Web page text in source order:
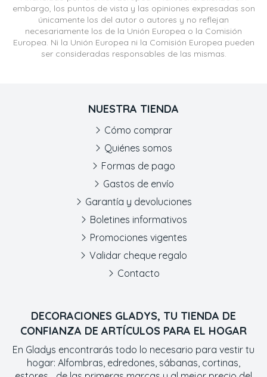
embargo, los puntos de vista y las opiniones expresadas son
únicamente los del autor o autores y no reflejan
necesariamente los de la Unión Europea o la Comisión
Europea. Ni la Unión Europea ni la Comisión Europea pueden
ser consideradas responsables de las mismas.
DECORACIONES GLADYS, TU TIENDA DE
CONFIANZA DE ARTÍCULOS PARA EL HOGAR
En Gladys encontrarás todo lo necesario para vestir tu
hogar: Alfombras, edredones, sábanas, cortinas,
NUESTRA TIENDA
Cómo comprar
Quiénes somos
Formas de pago
Gastos de envío
Garantía y devoluciones
Boletines informativos
Promociones vigentes
Validar cheque regalo
Contacto